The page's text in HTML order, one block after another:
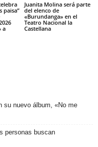
paisa”
a
Juanita Molina será parte
del elenco de
«Burundanga» en el
Teatro Nacional la
Castellana
su nuevo álbum, «No me
personas buscan